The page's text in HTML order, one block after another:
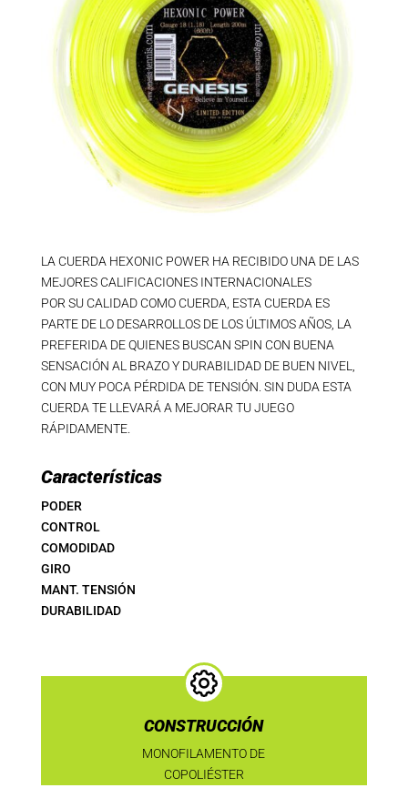
LA CUERDA HEXONIC POWER HA RECIBIDO UNA DE LAS
MEJORES CALIFICACIONES INTERNACIONALES
POR SU CALIDAD COMO CUERDA, ESTA CUERDA ES
PARTE DE LO DESARROLLOS DE LOS ÚLTIMOS AÑOS, LA
PREFERIDA DE QUIENES BUSCAN SPIN CON BUENA
SENSACIÓN AL BRAZO Y DURABILIDAD DE BUEN NIVEL,
CON MUY POCA PÉRDIDA DE TENSIÓN. SIN DUDA ESTA
CUERDA TE LLEVARÁ A MEJORAR TU JUEGO
RÁPIDAMENTE.
Características
PODER
CONTROL
COMODIDAD
GIRO
MANT. TENSIÓN
DURABILIDAD
CONSTRUCCIÓN
MONOFILAMENTO DE
COPOLIÉSTER